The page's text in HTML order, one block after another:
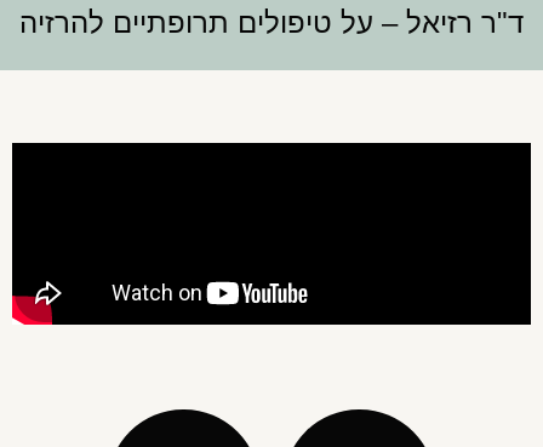
ד"ר רזיאל – על טיפולים תרופתיים להרזיה